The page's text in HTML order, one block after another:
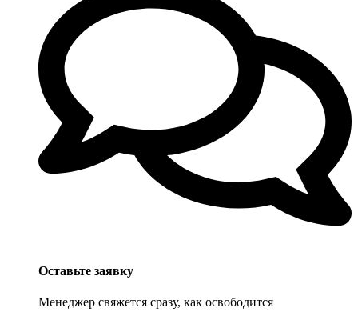
Оставьте заявку
Менеджер свяжется сразу, как освободится